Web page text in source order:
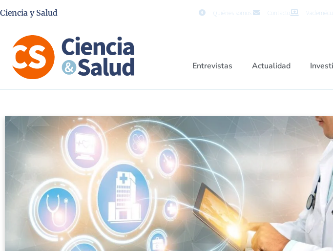
Ciencia y Salud Quiénes somos Contacto
Entrevistas Actualidad